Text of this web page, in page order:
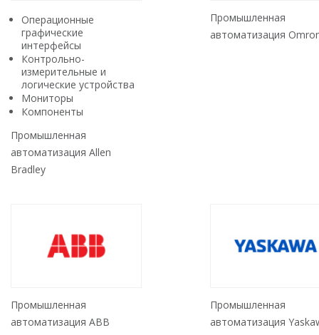
Операционные
графические
интерфейсы
Контрольно-
измерительные и
логические устройства
Мониторы
Компоненты
Промышленная
автоматизация Allen
Bradley
Промышленная
автоматизация
Промышленная
автоматизация ABB
Промышленная
автоматизация